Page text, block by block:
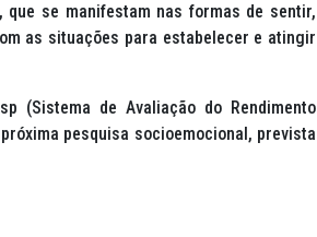
se manifestam nas formas de sentir,
as situações para estabelecer e atingir
(Sistema de Avaliação do Rendimento
pesquisa socioemocional, prevista